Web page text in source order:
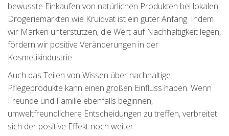
bewusste Einkaufen von natürlichen Produkten bei lokalen
Drogeriemärkten wie Kruidvat ist ein guter Anfang. Indem
wir Marken unterstützen, die Wert auf Nachhaltigkeit legen,
fördern wir positive Veränderungen in der
Kosmetikindustrie.
Auch das Teilen von Wissen über nachhaltige
Pflegeprodukte kann einen großen Einfluss haben. Wenn
Freunde und Familie ebenfalls beginnen,
umweltfreundlichere Entscheidungen zu treffen, verbreitet
sich der positive Effekt noch weiter.